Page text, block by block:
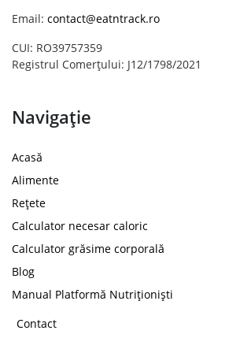
Email: contact@eatntrack.ro
CUI: RO39757359
Registrul Comerțului: J12/1798/2021
Navigație
Acasă
Alimente
Rețete
Calculator necesar caloric
Calculator grăsime corporală
Blog
Manual Platformă Nutriționiști
Contact